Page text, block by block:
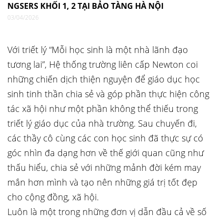
NGSERS KHỐI 1, 2 TẠI BẢO TÀNG HÀ NỘI
03/04/2026
Với triết lý “Mỗi học sinh là một nhà lãnh đạo
tương lai”, Hệ thống trường liên cấp Newton coi
những chiến dịch thiện nguyện để giáo dục học
sinh tinh thần chia sẻ và góp phần thực hiện công
tác xã hội như một phần không thể thiếu trong
triết lý giáo dục của nhà trường. Sau chuyến đi,
các thầy cô cùng các con học sinh đã thực sự có
góc nhìn đa dạng hơn về thế giới quan cũng như
thấu hiểu, chia sẻ với những mảnh đời kém may
mắn hơn mình và tạo nên những giá trị tốt đẹp
cho cộng đồng, xã hội.
Luôn là một trong những đơn vị dẫn đầu cả về số